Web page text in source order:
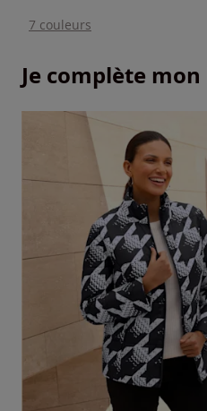
7 couleurs
Je complète